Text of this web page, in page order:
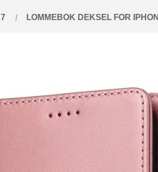
LOMMEBOK DEKSEL FOR